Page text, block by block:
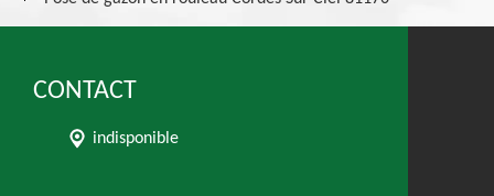
CONTACT
indisponible